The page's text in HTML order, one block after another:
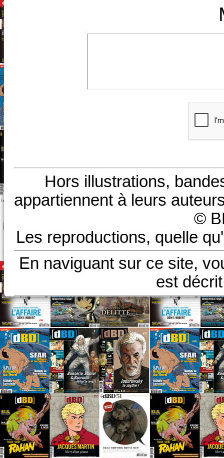
Hors illustrations,
appartiennent à leurs
©
Les reproductions, quelle
En naviguant sur ce site,
est